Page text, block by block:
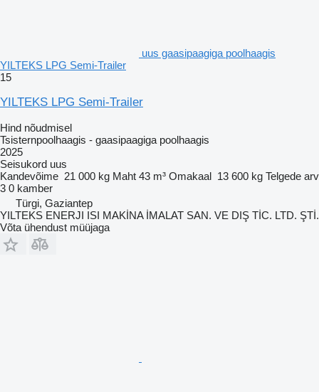
uus gaasipaagiga poolhaagis
YILTEKS LPG Semi-Trailer
15
YILTEKS LPG Semi-Trailer
Hind nõudmisel
Tsisternpoolhaagis - gaasipaagiga poolhaagis
2025
Seisukord uus
Kandevõime 21 000 kg Maht 43 m³ Omakaal 13 600 kg Telgede arv
3 0 kamber
Türgi, Gaziantep
YILTEKS ENERJI ISI MAKİNA İMALAT SAN. VE DIŞ TİC. LTD. ŞTİ.
Võta ühendust müüjaga